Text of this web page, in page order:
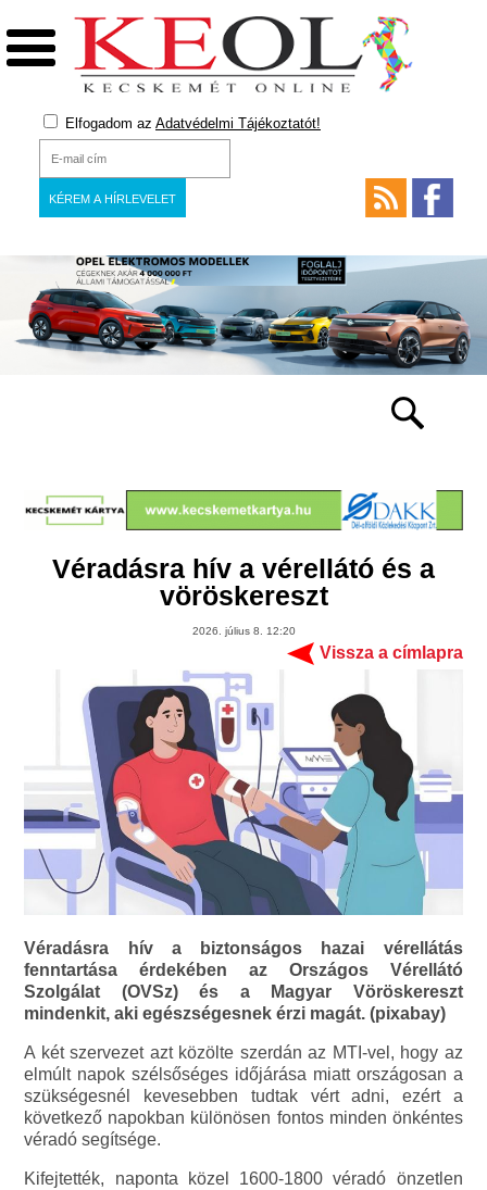
Elfogadom az Adatvédelmi Tájékoztatót!
Véradásra hív a vérellátó és a
vöröskereszt
2026. július 8. 12:20
Vissza a címlapra
Véradásra hív a biztonságos hazai vérellátás
fenntartása érdekében az Országos Vérellátó
Szolgálat (OVSz) és a Magyar Vöröskereszt
mindenkit, aki egészségesnek érzi magát. (pixabay)
A két szervezet azt közölte szerdán az MTI-vel, hogy az
elmúlt napok szélsőséges időjárása miatt országosan a
szükségesnél kevesebben tudtak vért adni, ezért a
következő napokban különösen fontos minden önkéntes
véradó segítsége.
Kifejtették, naponta közel 1600-1800 véradó önzetlen